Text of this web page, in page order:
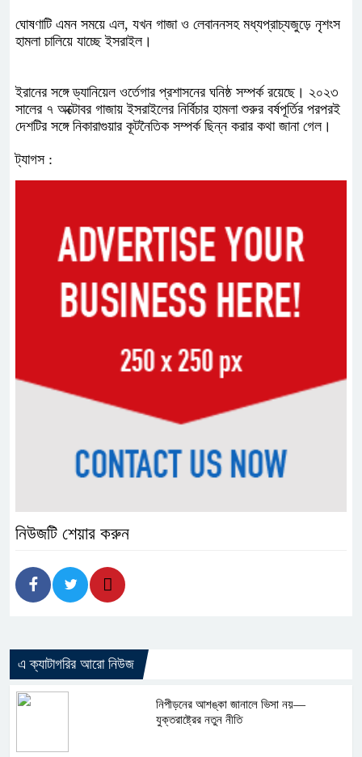
ঘোষণাটি এমন সময়ে এল, যখন গাজা ও লেবাননসহ মধ্যপ্রাচ্যজুড়ে নৃশংস
হামলা চালিয়ে যাচ্ছে ইসরাইল।
ইরানের সঙ্গে ড্যানিয়েল ওর্তেগার প্রশাসনের ঘনিষ্ঠ সম্পর্ক রয়েছে। ২০২৩
সালের ৭ অক্টোবর গাজায় ইসরাইলের নির্বিচার হামলা শুরুর বর্ষপূর্তির পরপরই
দেশটির সঙ্গে নিকারাগুয়ার কূটনৈতিক সম্পর্ক ছিন্ন করার কথা জানা গেল।
ট্যাগস :
নিউজটি শেয়ার করুন
এ ক্যাটাগরির আরো নিউজ
নিপীড়নের আশঙ্কা জানালে ভিসা নয়—
যুক্তরাষ্ট্রের নতুন নীতি